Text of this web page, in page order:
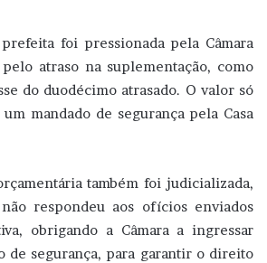
foi pressionada pela Câmara
atraso na suplementação, como
do duodécimo atrasado. O valor só
mandado de segurança pela Casa
também foi judicializada,
respondeu aos ofícios enviados
obrigando a Câmara a ingressar
de segurança, para garantir o direito